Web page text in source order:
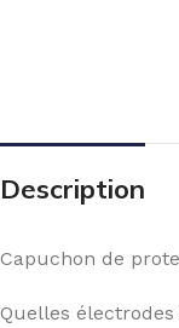
Description
Capuchon de
Quelles